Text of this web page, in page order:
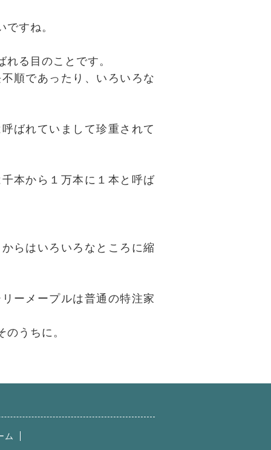
すね。
れる目のことです。
順であったり、いろいろな
ばれていまして珍重されて
本から１万本に１本と呼ば
らはいろいろなところに縮
ーメープルは普通の特注家
うちに。
ム